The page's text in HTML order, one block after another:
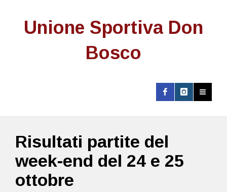
Unione Sportiva Don
Bosco
Risultati partite del
week-end del 24 e 25
ottobre